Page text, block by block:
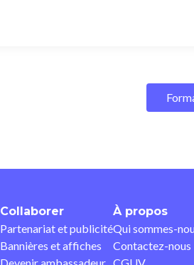
Collaborer
Partenariat et publicité
Bannières et affiches
À propos
Qui sommes-
Contactez-nous